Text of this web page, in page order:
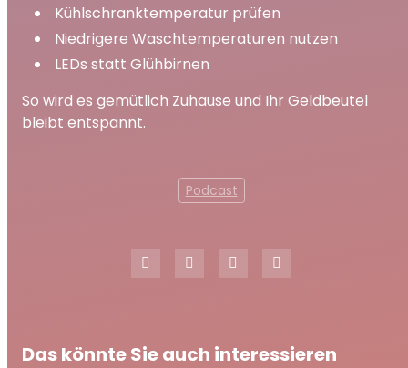
Kühlschranktemperatur prüfen
Niedrigere Waschtemperaturen nutzen
LEDs statt Glühbirnen
So wird es gemütlich Zuhause und Ihr Geldbeutel
bleibt entspannt.
Podcast
Das könnte Sie auch interessieren